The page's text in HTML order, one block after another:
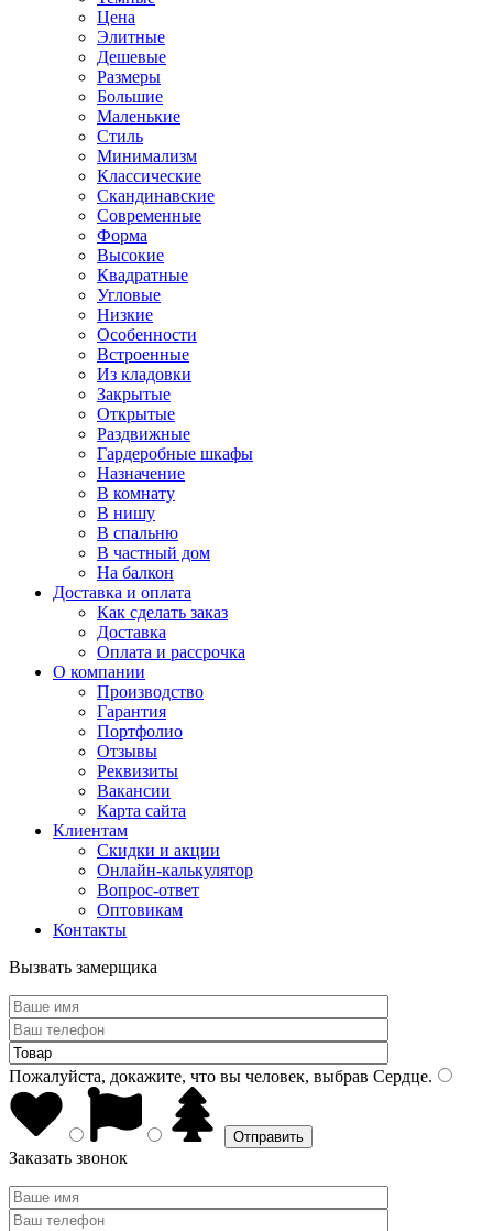
Цена
Элитные
Дешевые
Размеры
Большие
Маленькие
Стиль
Минимализм
Классические
Скандинавские
Современные
Форма
Высокие
Квадратные
Угловые
Низкие
Особенности
Встроенные
Из кладовки
Закрытые
Открытые
Раздвижные
Гардеробные шкафы
Назначение
В комнату
В нишу
В спальню
В частный дом
На балкон
Доставка и оплата
Как сделать заказ
Доставка
Оплата и рассрочка
О компании
Производство
Гарантия
Портфолио
Отзывы
Реквизиты
Вакансии
Карта сайта
Клиентам
Скидки и акции
Онлайн-калькулятор
Вопрос-ответ
Оптовикам
Контакты
Вызвать замерщика
Пожалуйста, докажите, что вы человек, выбрав Сердце.
Заказать звонок